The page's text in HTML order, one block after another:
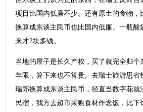
项目比国内低廉不少。还有原土的食物，
换算成东谈主民币也比国内低廉。一瓶酸
来才2块多钱。
当地的屋子是长久产权，买了就完全归个
年限，算下来也不算贵。去瑞士旅游思省
瑞郎换算成东谈主民币，径直当数字花就
民宿，我方去超市采购食材作念饭，比下